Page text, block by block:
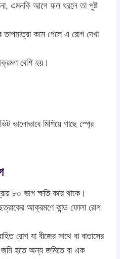
এমনকি আগে ফল ধরলে তা পুষ্ট
তাপমাত্রা কমে গেলে এ রোগ দেখা
বেশি হয়।
ভালোভাবে মিশিয়ে গাছে স্প্রে
৮০ ভাগ ক্ষতি করে থাকে।
আক্রমণে কান্ড ফোলা রোগ
রোগ যা বীজের সাথে বা বাতাসের
জমি হতে অন্য জমিতে বা এক